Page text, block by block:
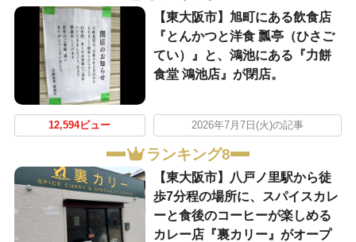
【東大阪市】旭町にある飲食店
『とんかつと洋食 瓢亭（ひさご
てい）』と、鴻池にある『力餅
食堂 鴻池店』が閉店。
12,594ビュー 2026年7月7日(火)の記事
ランキング8
【東大阪市】八戸ノ里駅から徒
歩7分程の場所に、スパイスカレ
ーと食後のコーヒーが楽しめる
カレー店『裏カリー』がオープ